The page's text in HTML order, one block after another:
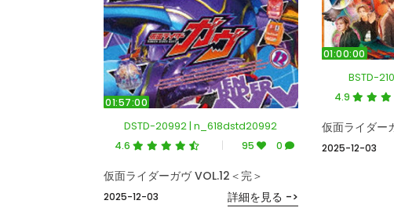
01:57:00
DSTD-20992 | n_618dstd20992
4.6 95 0
2025-12-03
仮面ライダーガヴ VOL.12＜完＞
詳細を見る ->
01:00:00
BSTD-
4.9
2025-12-03